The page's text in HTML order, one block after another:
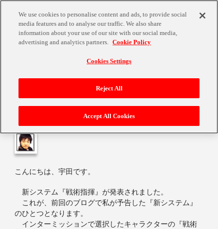
スパロボＵＸ 新システム『戦術指揮』！
こんにちは、宇田です。
新システム『戦術指揮』が発表されました。
これが、前回のブログで私が予告した『新システム』
のひとつとなります。
インターミッションで選択したキャラクターの『戦術
We use cookies to personalise content and ads, to provide social
media features and to analyse our traffic. We also share
information about your use of our site with our social media,
advertising and analytics partners. Cookie Policy
Cookies Settings
Reject All
Accept All Cookies